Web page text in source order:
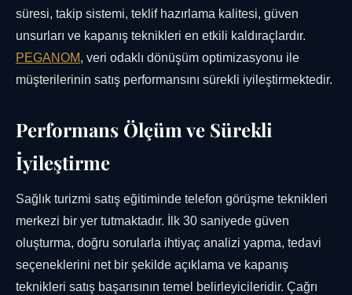
süresi, takip sistemi, teklif hazırlama kalitesi, güven
unsurları ve kapanış teknikleri en etkili kaldıraçlardır.
PEGANOM, veri odaklı dönüşüm optimizasyonu ile
müşterilerinin satış performansını sürekli iyileştirmektedir.
Performans Ölçüm ve Sürekli
İyileştirme
Sağlık turizmi satış eğitiminde telefon görüşme teknikleri
merkezi bir yer tutmaktadır. İlk 30 saniyede güven
oluşturma, doğru sorularla ihtiyaç analizi yapma, tedavi
seçeneklerini net bir şekilde açıklama ve kapanış
teknikleri satış başarısının temel belirleyicileridir. Çağrı